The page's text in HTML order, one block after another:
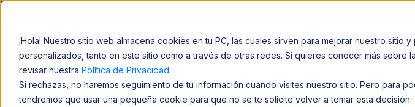
¡Hola! Nuestro sitio web almacena cookies en tu PC, las cuales sirven para mejorar nuestro sitio
personalizados, tanto en este sitio como a través de otras redes. Si quieres conocer más sobre
revisar nuestra Política de Privacidad.
Si rechazas, no haremos seguimiento de tu información cuando visites nuestro sitio. Pero para
tendremos que usar una pequeña cookie para que no se te solicite volver a tomar esta decisión.
Soluciones Industrias